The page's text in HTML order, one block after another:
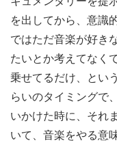
を出してから、意識
ではただ音楽が好き
たいとか考えてなく
乗せてるだけ、とい
らいのタイミングで
いかけた時に、それ
いて、音楽をやる意